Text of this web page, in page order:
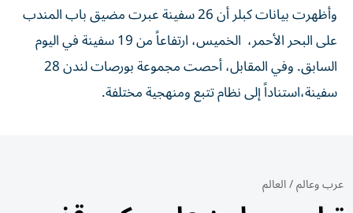
وأظهرت بيانات كبلر أن 26 سفينة عبرت مضيق باب المندب
على البحر الأحمر، ​الخميس، ارتفاعاً من 19 سفينة في اليوم
السابق. وفي المقابل، أحصت مجموعة بورصات لندن 28
سفينة،استناداً إلى نظام تتبع ومنهجية مختلفة.
عرب وعالم/العالم